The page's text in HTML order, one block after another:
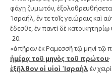
φάγῃ ζυμωτόν,
᾿Ισραήλ, ἔν τε τοῖς γειώραις καὶ
ἔδεσθε, ἐν παντὶ δὲ
-20.
«ἀπῇραν ἐκ Ραμεσσῆ τῷ μηνὶ τῷ
ἡμέρᾳ τοῦ μηνὸς τοῦ πρώτου·
ἐξῆλθον οἱ υἱοὶ ᾿Ισραὴλ ἐν